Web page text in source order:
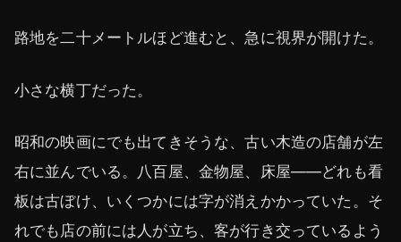
路地を二十メートルほど進むと、急に視界が開けた。
小さな横丁だった。
昭和の映画にでも出てきそうな、古い木造の店舗が左
右に並んでいる。八百屋、金物屋、床屋——どれも看
板は古ぼけ、いくつかには字が消えかかっていた。そ
れでも店の前には人が立ち、客が行き交っているよう